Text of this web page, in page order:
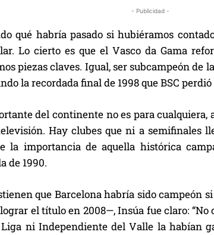
- Publicidad -
qué habría pasado si hubiéramos
Lo cierto es que el Vasco da Gama
piezas claves. Igual, ser subcampeón de
la recordada final de 1998 que BSC perdió
del continente no es para cualquiera,
Hay clubes que ni a semifinales
la importancia de aquella histórica
de 1990.
que Barcelona habría sido campeón
el título en 2008—, Insúa fue claro:
ni Independiente del Valle la habían